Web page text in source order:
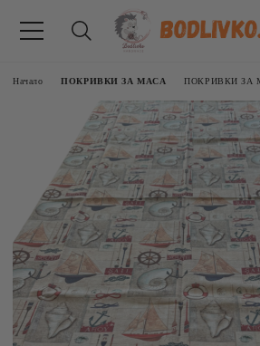
Начало ПОКРИВКИ ЗА МАСА ПОКРИВКИ ЗА